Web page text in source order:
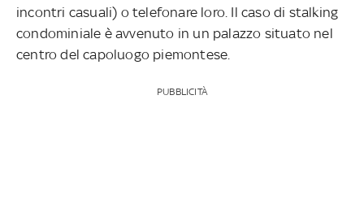
incontri casuali) o telefonare loro. Il caso di stalking
condominiale è avvenuto in un palazzo situato nel
centro del capoluogo piemontese.
PUBBLICITÀ